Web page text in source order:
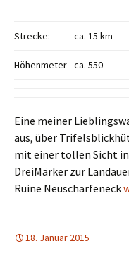
Strecke: ca. 15 km
Höhenmeter ca. 550
Eine meiner
aus, über
mit einer tollen Sicht
DreiMärker zur
Ruine Neuscharfeneck
18. Januar 2015